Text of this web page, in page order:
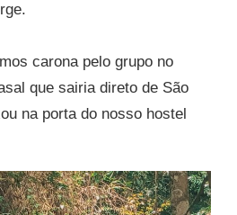
carona pelo grupo no
que sairia direto de São
na porta do nosso hostel